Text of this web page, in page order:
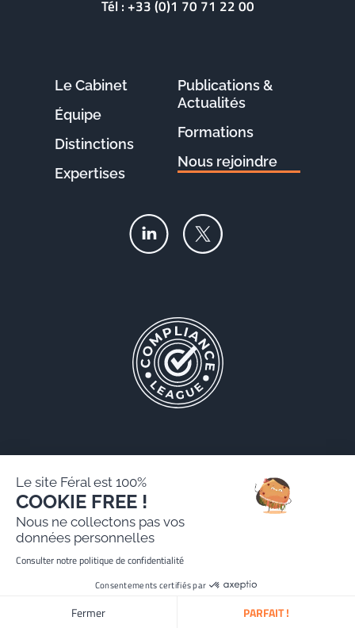
Tél :+33 (0)1 70 71 22 00
Le Cabinet
Équipe
Distinctions
Expertises
Publications &
Actualités
Formations
Nous rejoindre
Mentions légales
Politique de protection des données personnelles
Site réalisé par Paradygm
Le site Féral est 100%
COOKIE FREE !
Nous ne collectons pas vos
données personnelles
Consulter notre politique de confidentialité
Consentements certifiés par
Fermer PARFAIT !